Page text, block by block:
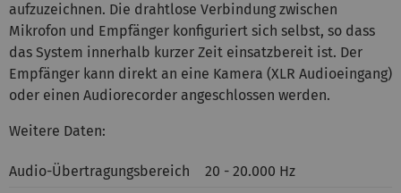
aufzuzeichnen. Die drahtlose Verbindung zwischen
Mikrofon und Empfänger konfiguriert sich selbst, so dass
das System innerhalb kurzer Zeit einsatzbereit ist. Der
Empfänger kann direkt an eine Kamera (XLR Audioeingang)
oder einen Audiorecorder angeschlossen werden.
Weitere Daten:
Audio-Übertragungsbereich
20 - 20.000 Hz